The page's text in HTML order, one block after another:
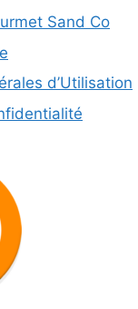
Sand Co
d’Utilisation